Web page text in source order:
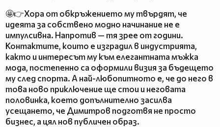
🤩👉Хора от обкръжението му твърдят, че
идеята за собствено модно начинание не е
импулсивна. Напротив — тя зрее от години.
Контактите, които е изградил в индустрията,
както и интересът му към елегантната мъжка
мода, постепенно са оформили визия за бъдещето
му след спорта. А най-любопитното е, че до него в
това ново приключение ще стои и неговата
половинка, което допълнително засилва
усещането, че Димитров подготвя не просто
бизнес, а цял нов публичен образ.